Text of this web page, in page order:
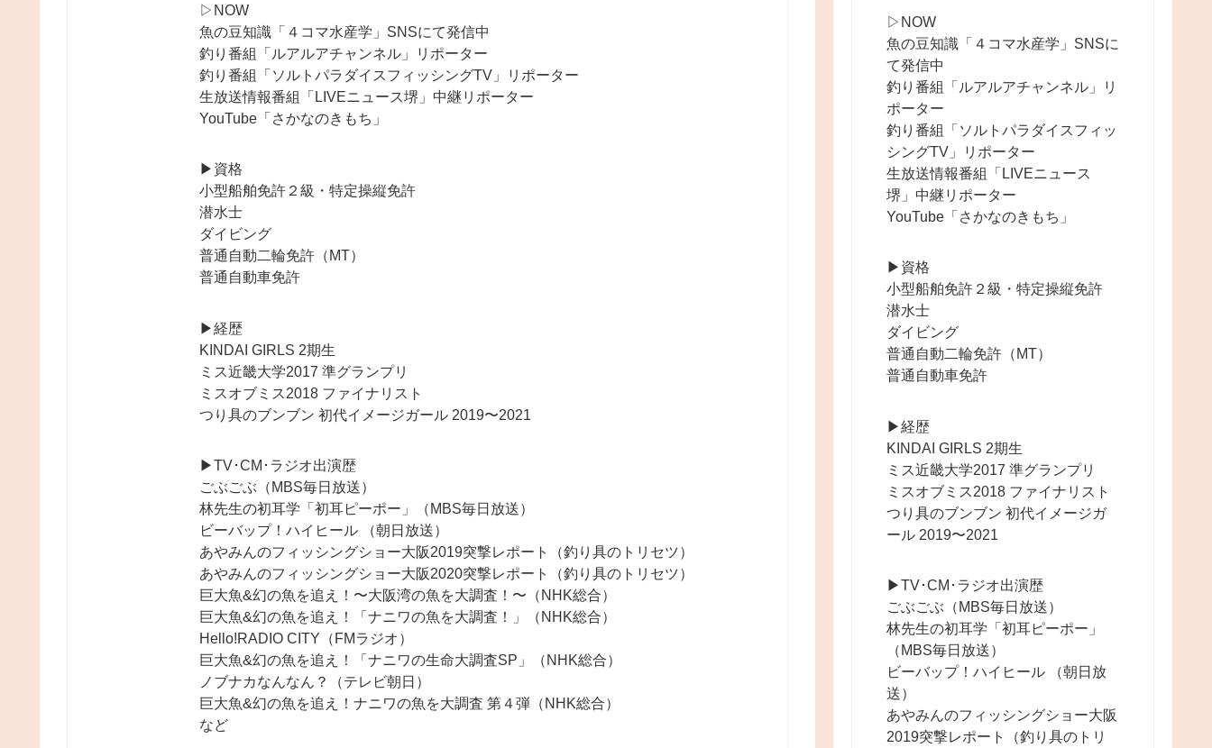
▷NOW
魚の豆知識「４コマ水産学」SNSにて発信中
釣り番組「ルアルアチャンネル」リポーター
釣り番組「ソルトパラダイスフィッシングTV」リポーター
生放送情報番組「LIVEニュース堺」中継リポーター
YouTube「さかなのきもち」
▶︎資格
小型船舶免許２級・特定操縦免許
潜水士
ダイビング
普通自動二輪免許（MT）
普通自動車免許
▶︎経歴
KINDAI GIRLS 2期生
ミス近畿大学2017 準グランプリ
ミスオブミス2018 ファイナリスト
つり具のブンブン 初代イメージガール 2019〜2021
▶︎TV･CM･ラジオ出演歴
ごぶごぶ（MBS毎日放送）
林先生の初耳学「初耳ピーポー」（MBS毎日放送）
ビーバップ！ハイヒール （朝日放送）
あやみんのフィッシングショー大阪2019突撃レポート（釣り具のトリセツ）
あやみんのフィッシングショー大阪2020突撃レポート（釣り具のトリセツ）
巨大魚&幻の魚を追え！〜大阪湾の魚を大調査！〜（NHK総合）
巨大魚&幻の魚を追え！「ナニワの魚を大調査！」（NHK総合）
Hello!RADIO CITY（FMラジオ）
巨大魚&幻の魚を追え！「ナニワの生命大調査SP」（NHK総合）
ノブナカなんなん？（テレビ朝日）
巨大魚&幻の魚を追え！ナニワの魚を大調査 第４弾（NHK総合）
など
▷NOW
魚の豆知識「４コマ水産学」SNSに
て発信中
釣り番組「ルアルアチャンネル」リ
ポーター
釣り番組「ソルトパラダイスフィッ
シングTV」リポーター
生放送情報番組「LIVEニュース
堺」中継リポーター
YouTube「さかなのきもち」
▶︎資格
小型船舶免許２級・特定操縦免許
潜水士
ダイビング
普通自動二輪免許（MT）
普通自動車免許
▶︎経歴
KINDAI GIRLS 2期生
ミス近畿大学2017 準グランプリ
ミスオブミス2018 ファイナリスト
つり具のブンブン 初代イメージガ
ール 2019〜2021
▶︎TV･CM･ラジオ出演歴
ごぶごぶ（MBS毎日放送）
林先生の初耳学「初耳ピーポー」
（MBS毎日放送）
ビーバップ！ハイヒール （朝日放
送）
あやみんのフィッシングショー大阪
2019突撃レポート（釣り具のトリ